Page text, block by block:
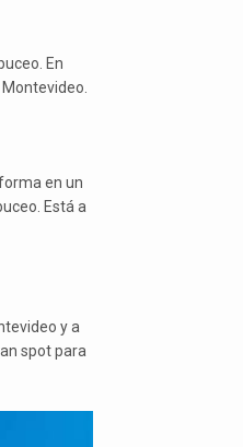
En
en un
Está a
y a
spot para